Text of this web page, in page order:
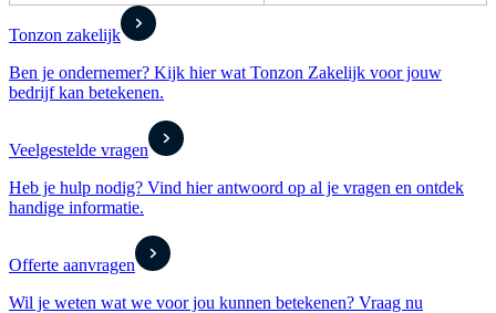
Tonzon zakelijk
Ben je ondernemer? Kijk hier wat Tonzon Zakelijk voor jouw
bedrijf kan betekenen.
Veelgestelde vragen
Heb je hulp nodig? Vind hier antwoord op al je vragen en ontdek
handige informatie.
Offerte aanvragen
Wil je weten wat we voor jou kunnen betekenen? Vraag nu